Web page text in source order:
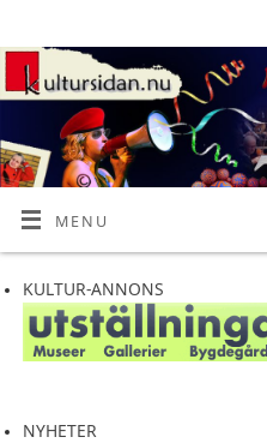
MENU
KULTUR-ANNONS
NYHETER